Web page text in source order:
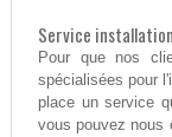
Service
Pour que nos
spécialisées pour
place un service
vous pouvez nous